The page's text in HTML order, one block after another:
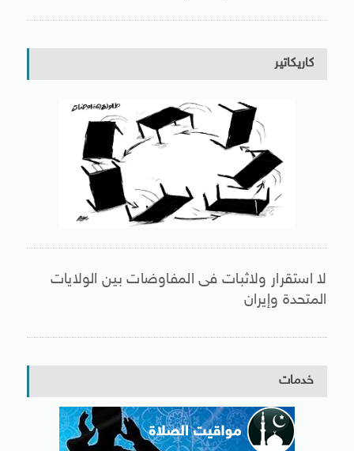
كاريكاتير
لا استقرار ولاثبات فى المفاوضات بين الولايات
المتحدة وإيران
خدمات